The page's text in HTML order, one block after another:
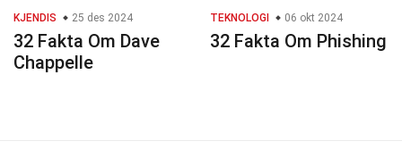
KJENDIS 25 des 2024
32 Fakta Om Dave
Chappelle
TEKNOLOGI 06 okt 2024
32 Fakta Om Phishing